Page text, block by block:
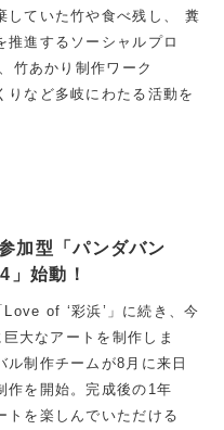
していた竹や食べ残し、 糞
推進するソーシャルプロ
竹あかり制作ワーク
りなど多岐にわたる活動を
加型「パンダバン
」始動！
of ‘彩浜’」に続き、今
大なアートを制作しま
制作チームが8月に来日
作を開始。完成後の1年
トを楽しんでいただける